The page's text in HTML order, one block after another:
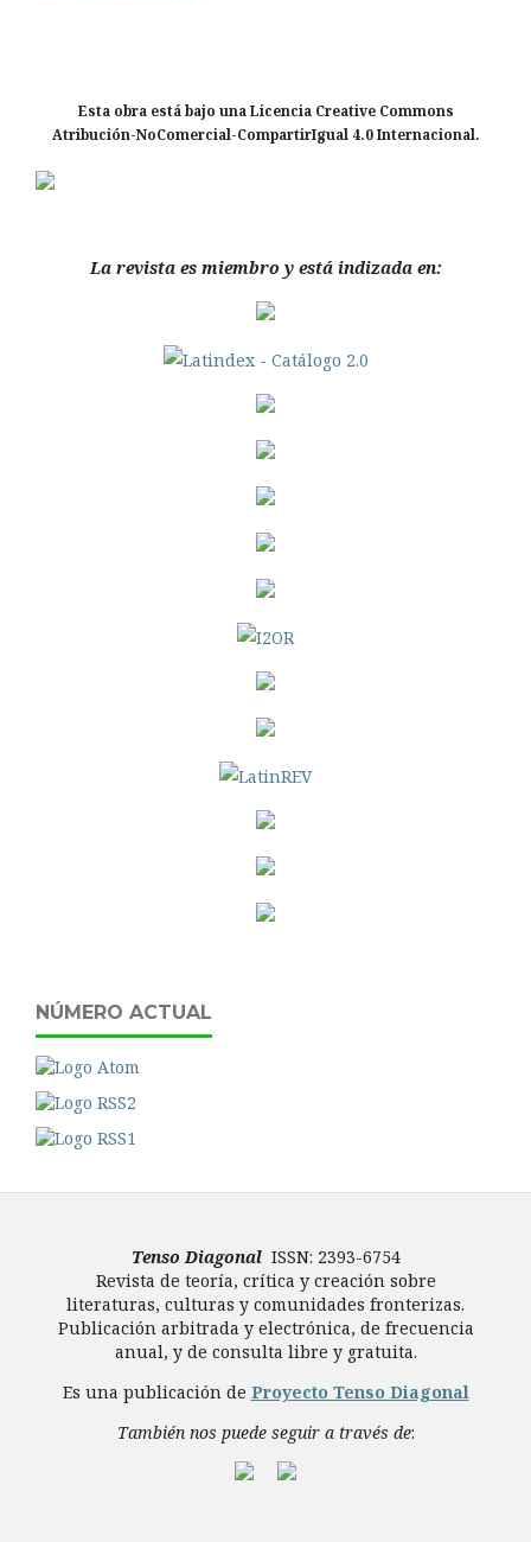
Esta obra está bajo una Licencia Creative Commons
Atribución-NoComercial-CompartirIgual 4.0 Internacional.
La revista es miembro y está indizada en:
NÚMERO ACTUAL
Tenso Diagonal ISSN: 2393-6754
Revista de teoría, crítica y creación sobre
literaturas, culturas y comunidades fronterizas.
Publicación arbitrada y electrónica, de frecuencia
anual, y de consulta libre y gratuita.
Es una publicación de Proyecto Tenso Diagonal
También nos puede seguir a través de: